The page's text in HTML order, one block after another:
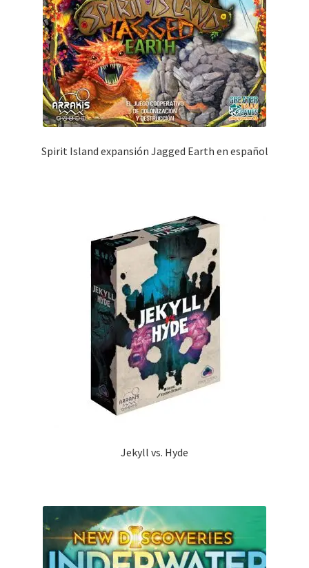
Spirit Island expansión Jagged Earth en español
Jekyll vs. Hyde